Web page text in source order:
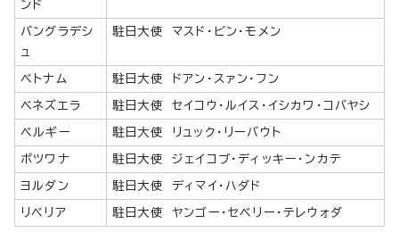
ンド
バングラデシ
ュ
駐日大使 マスド・ビン・モメン
ベトナム 駐日大使 ドアン・スァン・フン
ベネズエラ 駐日大使 セイコウ・ルイス・イシカワ・コバヤシ
ベルギー 駐日大使 リュック・リーバウト
ボツワナ 駐日大使 ジェイコブ・ディッキー・ンカテ
ヨルダン 駐日大使 ディマイ・ハダド
リベリア 駐日大使 ヤンゴー・セベリー・テレウォダ